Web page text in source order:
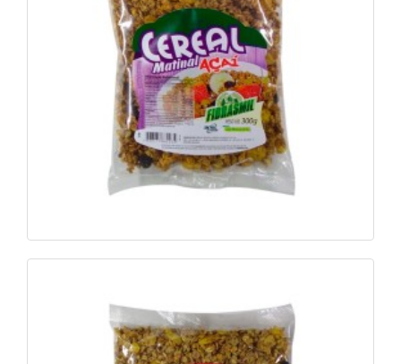
Ver foto Saiba mais
Cereal Matinal Tradicional Light 300g e 500g